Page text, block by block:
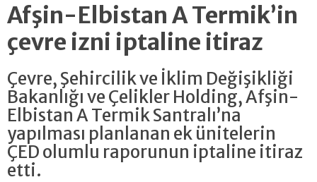
Afşin-Elbistan A Termik’in
çevre izni iptaline itiraz
Çevre, Şehircilik ve İklim Değişikliği
Bakanlığı ve Çelikler Holding, Afşin-
Elbistan A Termik Santralı’na
yapılması planlanan ek ünitelerin
ÇED olumlu raporunun iptaline itiraz
etti.